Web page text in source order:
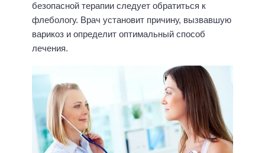
безопасной терапии следует обратиться к
флебологу. Врач установит причину, вызвавшую
варикоз и определит оптимальный способ
лечения.